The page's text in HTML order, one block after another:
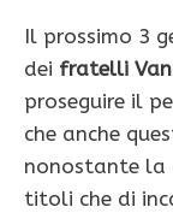
Il prossimo 3
dei fratelli
proseguire il
che anche
nonostante la
titoli che di